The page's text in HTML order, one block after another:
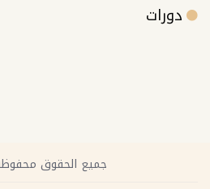
دورات
جميع الحقوق محفوظة